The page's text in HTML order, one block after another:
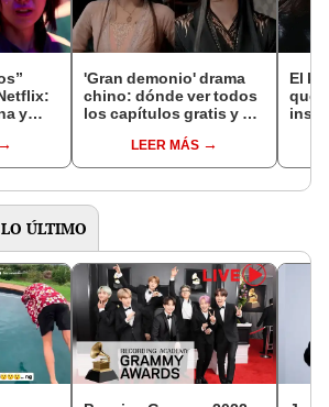
y
'Gran demonio' drama
chino: dónde ver todos
los capítulos gratis y en
LEER MÁS
El k-
que
LO ÚLTIMO